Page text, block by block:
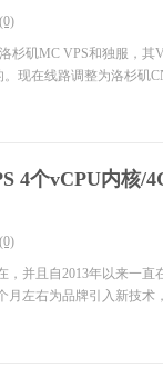
杉矶MC VPS和独服，
现在线路调整为洛杉矶
4个vCPU内核/
，并且自2013年以来一
月左右为品牌引入新技